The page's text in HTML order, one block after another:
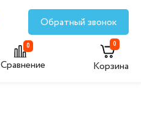
Обратный звонок
0
Сравнение
0
Корзина